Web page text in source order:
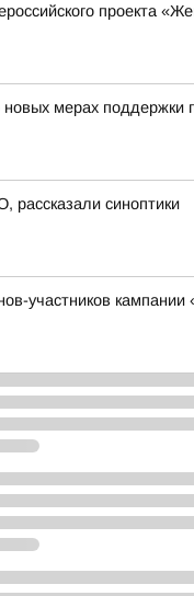
проекта
мерах поддержки
рассказали синоптики
участников